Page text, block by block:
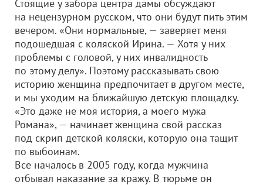
Стоящие у забора центра дамы обсуждают
на нецензурном русском, что они будут пить этим
вечером. «Они нормальные, — заверяет меня
подошедшая с коляской Ирина. — Хотя у них
проблемы с головой, у них инвалидность
по этому делу». Поэтому рассказывать свою
историю женщина предпочитает в другом месте,
и мы уходим на ближайшую детскую площадку.
«Это даже не моя история, а моего мужа
Романа», — начинает женщина свой рассказ
под скрип детской коляски, которую она тащит
по выбоинам.
Все началось в 2005 году, когда мужчина
отбывал наказание за кражу. В тюрьме он